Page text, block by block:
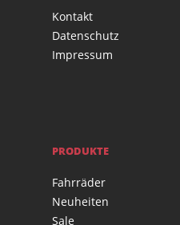
Kontakt
Datenschutz
Impressum
PRODUKTE
Fahrräder
Neuheiten
Sale